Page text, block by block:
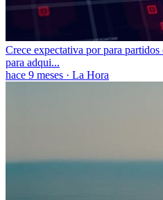
Crece expectativa por para
para adqui...
hace 9 meses · La Hora